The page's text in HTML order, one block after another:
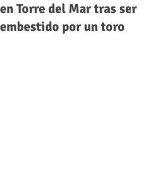
en Torre del Mar tras ser
embestido por un toro